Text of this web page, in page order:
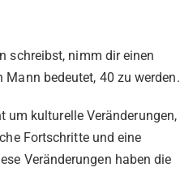
schreibst, nimm dir einen
bedeutet, 40 zu werden.
um kulturelle Veränderungen,
Fortschritte und eine
Veränderungen haben die